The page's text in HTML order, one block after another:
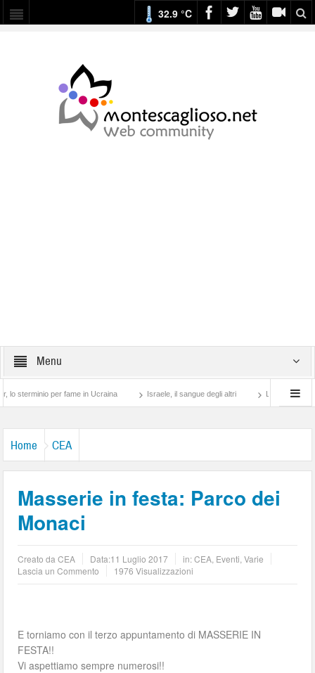
32.9 °C
Menu
per fame in Ucraina Israele, il sangue degli altri Lotta di classe… tra
Home CEA
Masserie in festa: Parco dei
Monaci
Creato daCEA Data:11 Luglio 2017 in:CEA Eventi ,Varie
Lascia un Commento
1976 Visualizzazioni
E torniamo con il terzo appuntamento di MASSERIE IN
FESTA!!
Vi aspettiamo sempre numerosi!!